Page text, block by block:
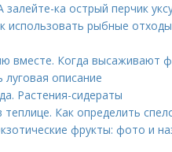
залейте-ка острый перчик
использовать рыбные
вместе. Когда высаживают
луговая описание
Растения-сидераты
Как определить
фрукты: фото и